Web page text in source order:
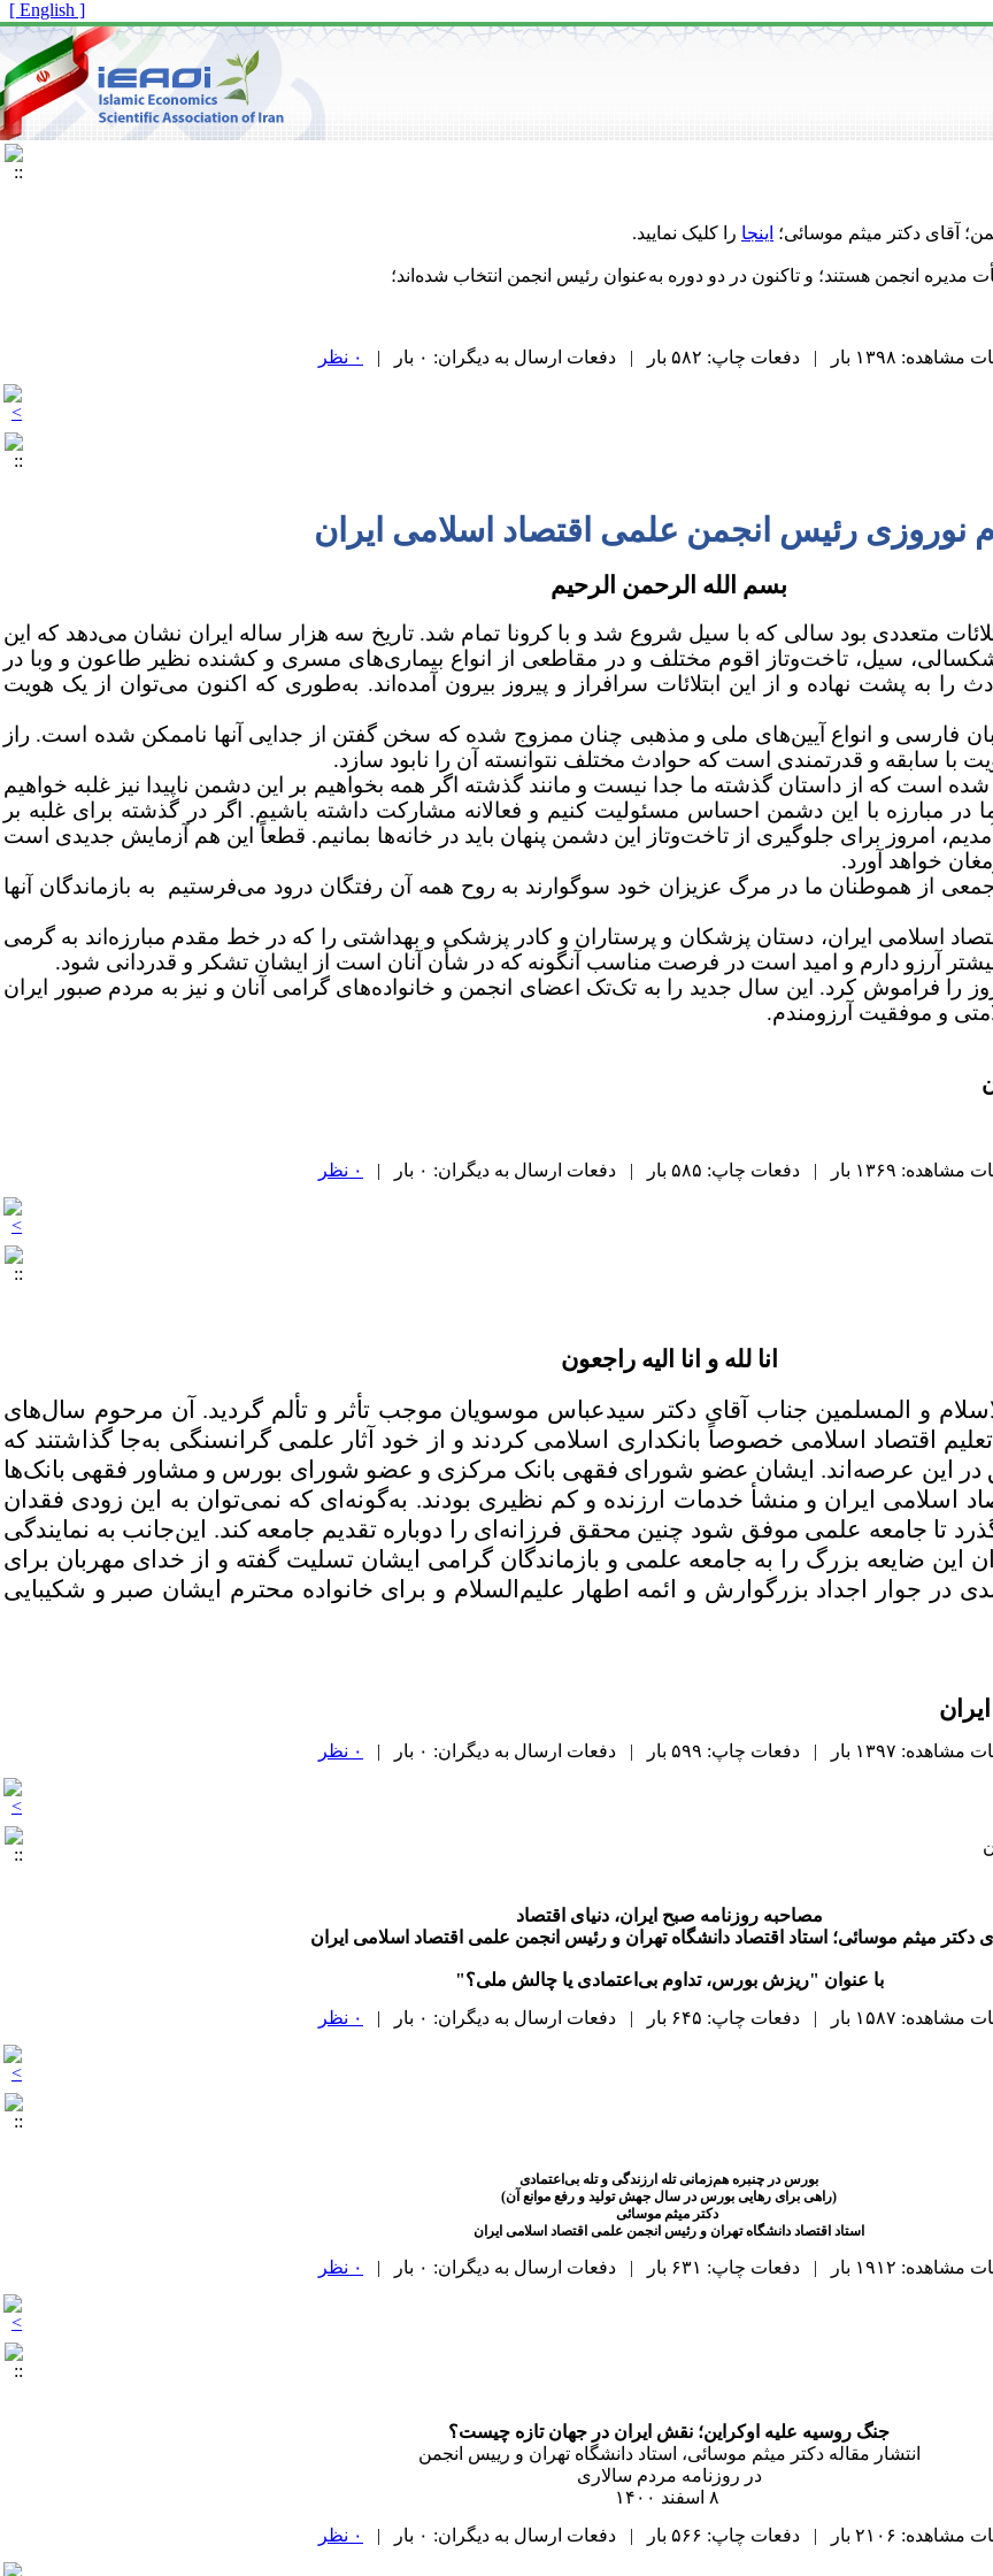
[ English ]
آقای دکتر میثم موسائی؛ اینجا را کلیک نمایید.
بار | دفعات چاپ: ۵۸۲ بار | دفعات ارسال به دیگران: ۰ بار |
۰ نظر
نوروزی رئیس انجمن علمی اقتصاد اسلامی ایران
بسم‌ الله الرحمن‌ الرحیم
متعددی بود سالی که با سیل شروع شد و با کرونا تمام شد. تاریخ سه هزار ساله ایران نشان می‌دهد که این
سیل، تاخت‌و‌تاز اقوم مختلف و در مقاطعی از انواع بیماری‌های مسری و کشنده نظیر طاعون و وبا در
را به پشت نهاده و از این ابتلائات سرافراز و پیروز بیرون آمده‌اند. به‌طوری که اکنون می‌توان از یک هویت
فارسی و انواع آیین‌های ملی و مذهبی چنان ممزوج شده که سخن گفتن از جدایی آنها ناممکن شده است. راز
با سابقه و قدرتمندی است که حوادث مختلف نتوانسته آن را نابود سازد.
است که از داستان گذشته ما جدا نیست و مانند گذشته اگر همه بخواهیم بر این دشمن ناپیدا نیز غلبه خواهیم
مبارزه با این دشمن احساس مسئولیت کنیم و فعالانه مشارکت داشته باشیم. اگر در گذشته برای غلبه بر
امروز برای جلوگیری از تاخت‌و‌تاز این دشمن پنهان باید در خانه‌ها بمانیم. قطعاً این هم آزمایش جدیدی است
خواهد آورد.
از هموطنان ما در مرگ عزیزان خود سوگوارند به روح همه آن رفتگان درود می‌فرستیم به بازماندگان آنها
اسلامی ایران، دستان پزشکان و پرستاران و کادر پزشکی و بهداشتی را که در خط مقدم مبارزه‌اند به‌ گرمی
آرزو دارم و امید است در فرصت مناسب آنگونه که در شأن آنان است از ایشان تشکر و قدردانی شود.
را فراموش کرد. این سال جدید را به تک‌تک اعضای انجمن و خانواده‌های گرامی آنان و نیز به مردم صبور ایران
و موفقیت آرزومندم.
بار | دفعات چاپ: ۵۸۵ بار | دفعات ارسال به دیگران: ۰ بار | ۰ نظر
انا لله و انا الیه راجعون
و المسلمین جناب آقای دکتر سیدعباس موسویان موجب تأثر و تألم گردید. آن مرحوم سال‌های
اقتصاد اسلامی خصوصاً بانکداری اسلامی کردند و از خود آثار علمی گرانسنگی به‌جا گذاشتند که
در این عرصه‌اند. ایشان عضو شورای فقهی بانک مرکزی و عضو شورای بورس و مشاور فقهی بانک‌ها
اسلامی ایران و منشأ خدمات ارزنده و کم نظیری بودند. به‌گونه‌ای که نمی‌توان به این زودی فقدان
تا جامعه علمی موفق شود چنین محقق فرزانه‌ای را دوباره تقدیم جامعه کند. این‌جانب به نمایندگی
این ضایعه بزرگ را به جامعه علمی و بازماندگان گرامی ایشان تسلیت گفته و از خدای مهربان برای
در جوار اجداد بزرگوارش و ائمه اطهار علیم‌السلام و برای خانواده محترم ایشان صبر و شکیبایی
بار | دفعات چاپ: ۵۹۹ بار | دفعات ارسال به دیگران: ۰ بار | ۰ نظر
مصاحبه روزنامه صبح ایران، دنیای اقتصاد
دکتر میثم موسائی؛ استاد اقتصاد دانشگاه تهران و رئیس انجمن علمی اقتصاد اسلامی ایران
با عنوان "ریزش بورس، تداوم بی‌اعتمادی یا چالش ملی؟"
بار | دفعات چاپ: ۶۴۵ بار | دفعات ارسال به دیگران: ۰ بار |
۰ نظر
بورس در چنبره هم‌زمانی تله ارزندگی و تله بی‌اعتمادی
(راهی برای رهایی بورس در سال جهش تولید و رفع موانع آن)
دکتر میثم موسائی
استاد اقتصاد دانشگاه تهران و رئیس انجمن علمی اقتصاد اسلامی ایران
بار | دفعات چاپ: ۶۳۱ بار | دفعات ارسال به دیگران: ۰ بار | ۰ نظر
جنگ روسیه علیه اوکراین؛ نقش ایران در جهان تازه چیست؟
انتشار مقاله دکتر میثم موسائی، استاد دانشگاه تهران و رییس انجمن
در روزنامه مردم سالاری
بار | دفعات چاپ: ۵۶۶ بار | دفعات ارسال به دیگران: ۰ بار |
۰ نظر